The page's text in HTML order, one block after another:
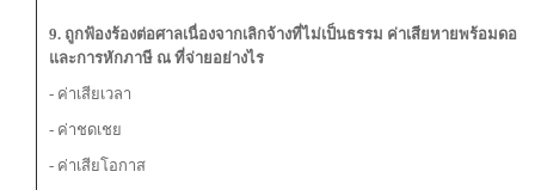
9. ถูกฟ้องร้องต่อศาลเนื่องจากเลิกจ้างที่ไม่เป็นธรรม ค่าเสียหายพร้อมดอ
และการหักภาษี ณ ที่จ่ายอย่างไร
- ค่าเสียเวลา
- ค่าชดเชย
- ค่าเสียโอกาส